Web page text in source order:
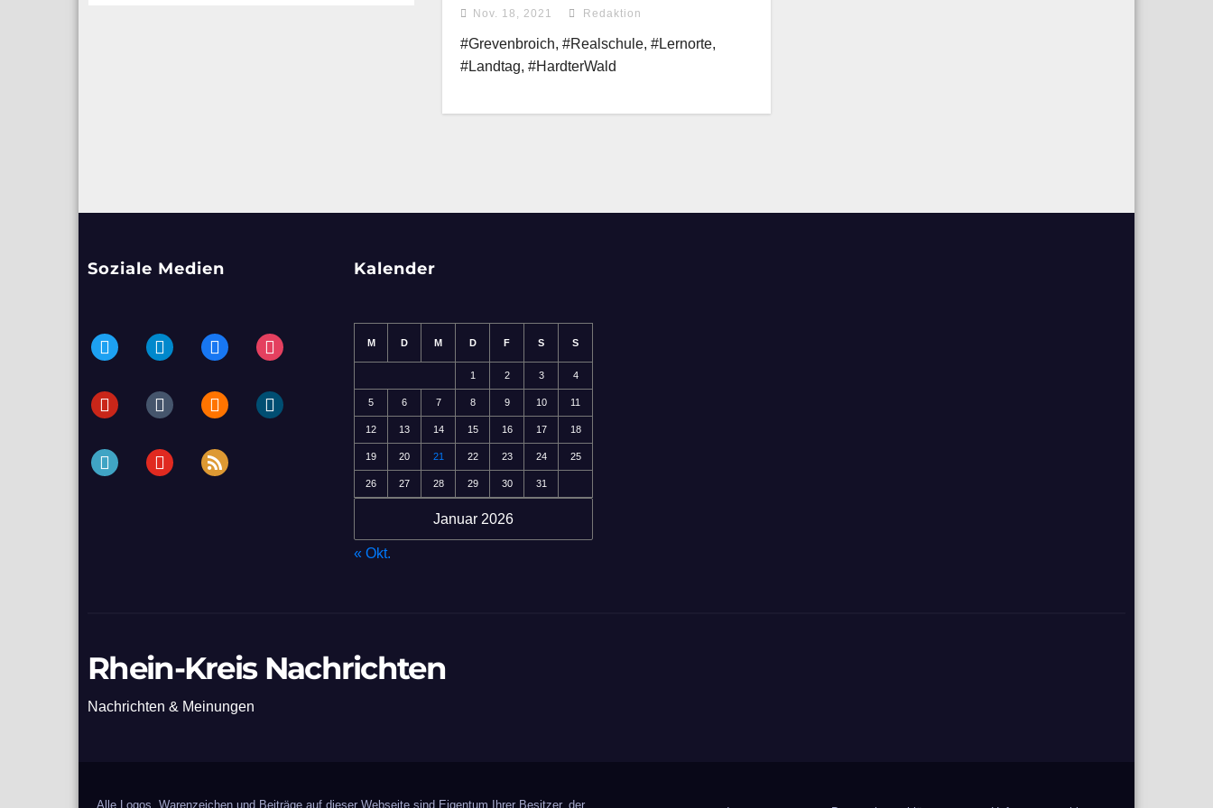
Nov. 18, 2021 Redaktion
#Grevenbroich, #Realschule, #Lernorte,
#Landtag, #HardterWald
Soziale Medien
twitter telegramfacebookinstagram
pinteresttumblr blogger dailymotion
periscopeyoutube rss
Kalender
Januar 2026
M D M D F S S
1 2 3 4
5 6 7 8 9 10 11
12 13 14 15 16 17 18
19 20 21 22 23 24 25
26 27 28 29 30 31
« Okt.
Rhein-Kreis Nachrichten
Nachrichten & Meinungen
Alle Logos, Warenzeichen und Beiträge auf dieser Webseite sind Eigentum Ihrer Besitzer, der